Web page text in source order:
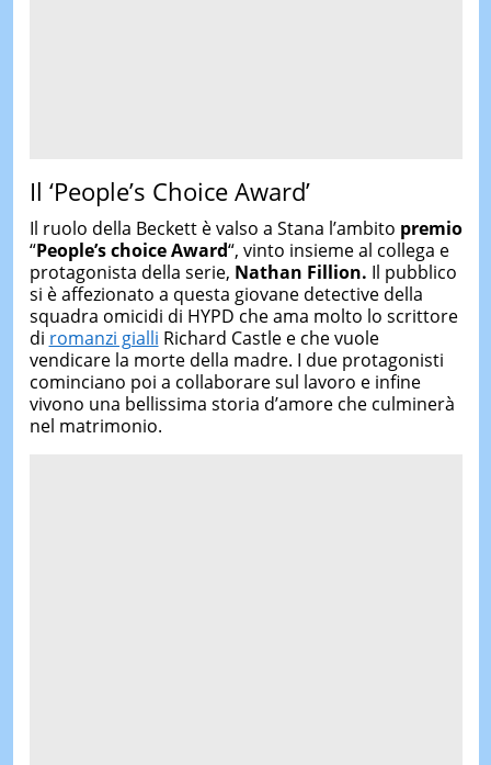
Il ‘People’s Choice Award’
Il ruolo della Beckett è valso a Stana l’ambito premio
“People’s choice Award“, vinto insieme al collega e
protagonista della serie, Nathan Fillion. Il pubblico
si è affezionato a questa giovane detective della
squadra omicidi di HYPD che ama molto lo scrittore
di romanzi gialli Richard Castle e che vuole
vendicare la morte della madre. I due protagonisti
cominciano poi a collaborare sul lavoro e infine
vivono una bellissima storia d’amore che culminerà
nel matrimonio.